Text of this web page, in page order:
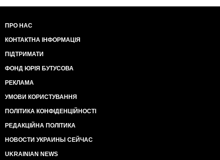
ПРО НАС
КОНТАКТНА ІНФОРМАЦІЯ
ПІДТРИМАТИ
ФОНД ЮРІЯ БУТУСОВА
РЕКЛАМА
УМОВИ КОРИСТУВАННЯ
ПОЛІТИКА КОНФІДЕНЦІЙНОСТІ
РЕДАКЦІЙНА ПОЛІТИКА
НОВОСТИ УКРАИНЫ СЕЙЧАС
UKRAINIAN NEWS